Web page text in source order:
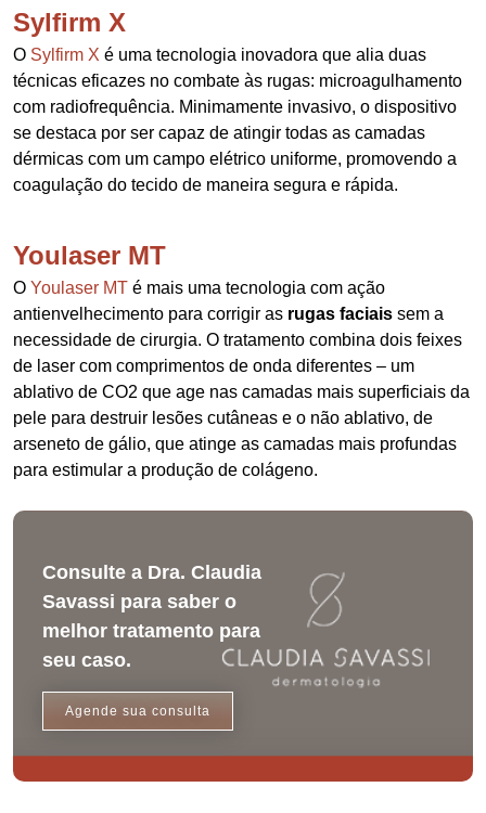
Sylfirm X
O Sylfirm X é uma tecnologia inovadora que alia duas
técnicas eficazes no combate às rugas: microagulhamento
com radiofrequência. Minimamente invasivo, o dispositivo
se destaca por ser capaz de atingir todas as camadas
dérmicas com um campo elétrico uniforme, promovendo a
coagulação do tecido de maneira segura e rápida.
Youlaser MT
O Youlaser MT é mais uma tecnologia com ação
antienvelhecimento para corrigir as rugas faciais sem a
necessidade de cirurgia. O tratamento combina dois feixes
de laser com comprimentos de onda diferentes – um
ablativo de CO2 que age nas camadas mais superficiais da
pele para destruir lesões cutâneas e o não ablativo, de
arseneto de gálio, que atinge as camadas mais profundas
para estimular a produção de colágeno.
Consulte a Dra. Claudia
Savassi para saber o
melhor tratamento para
seu caso.
Agende sua consulta